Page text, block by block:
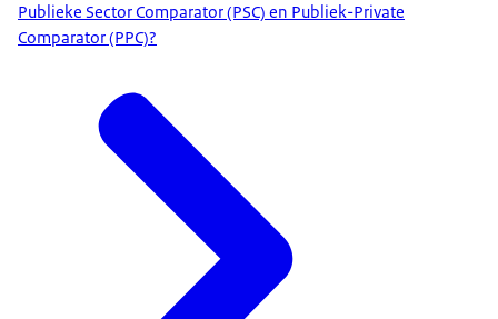
Publieke Sector Comparator (PSC) en Publiek-Private
Comparator (PPC)?